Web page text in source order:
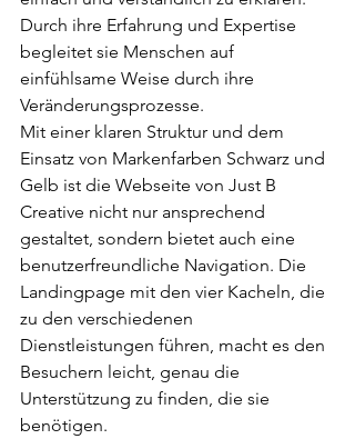
Durch ihre Erfahrung und Expertise
begleitet sie Menschen auf
einfühlsame Weise durch ihre
Veränderungsprozesse.
Mit einer klaren Struktur und dem
Einsatz von Markenfarben Schwarz und
Gelb ist die Webseite von Just B
Creative nicht nur ansprechend
gestaltet, sondern bietet auch eine
benutzerfreundliche Navigation. Die
Landingpage mit den vier Kacheln, die
zu den verschiedenen
Dienstleistungen führen, macht es den
Besuchern leicht, genau die
Unterstützung zu finden, die sie
benötigen.